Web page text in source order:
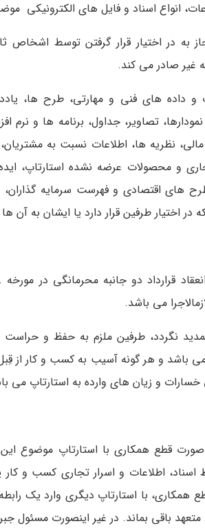
به در اختیار قرار گرفتن توسط
غیر صادر می کند.
و داده های فنی و مهارتی، طرح ها،
تصاویر، جداول، برنامه ها و نرم
مالی، نظریه ها، اطلاعات نسبت به
تجاری و محصولات عرضه نشده استارتاپ،
های اقتصادی و فهرست سرمایه
در اختیار طرفین قرار دارد یا ایشان به آن
قرارداد دو جانبه محرمانگی در
می باشد.
نگردد، طرفین ملزم به حفظ و حراست
باشد و هر گونه آسیب به کسب و کار از
و زیان های وارده به استارتاپ می
قطع همکاری با استارتاپ موضوع این
اطلاعات و اسرار تجاری کسب و کار
با استارتاپ دیگری وارد یک
متعهد باقی بماند. در غیر اینصورت مسئول